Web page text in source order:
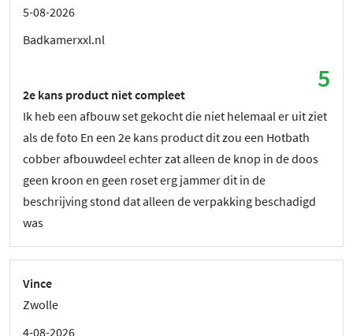
5-08-2026
Badkamerxxl.nl
5
2e kans product niet compleet
Ik heb een afbouw set gekocht die niet helemaal er uit ziet
als de foto En een 2e kans product dit zou een Hotbath
cobber afbouwdeel echter zat alleen de knop in de doos
geen kroon en geen roset erg jammer dit in de
beschrijving stond dat alleen de verpakking beschadigd
was
Vince
Zwolle
4-08-2026